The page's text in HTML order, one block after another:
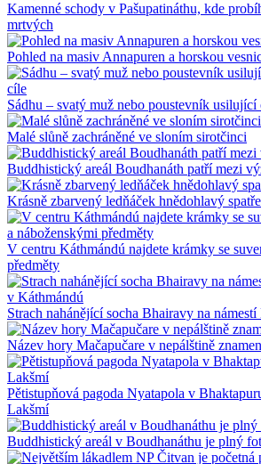
Kamenné schody v Pašupatináthu, kde
mrtvých
Pohled na masiv Annapuren a horskou
Sádhu – svatý muž nebo poustevník
Malé slůně zachráněné ve sloním sirotčinci
Buddhistický areál Boudhanáth patří mezi
Krásně zbarvený ledňáček hnědohlavý
V centru Káthmándú najdete krámky se
předměty
Strach nahánějící socha Bhairavy na
Název hory Mačapučare v nepálštině
Pětistupňová pagoda Nyatapola v
Lakšmí
Buddhistický areál v Boudhanáthu je plný